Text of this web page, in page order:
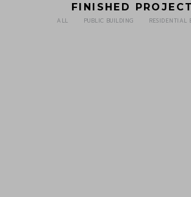
FINISHED
ALL PUBLIC BUILDING RESIDENTIAL